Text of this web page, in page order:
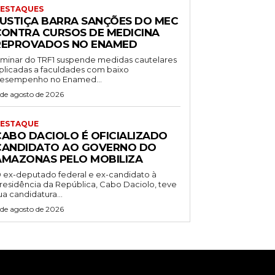
BARRA SANÇÕES DO MEC
CURSOS DE MEDICINA
NO ENAMED
do TRF1 suspende medidas cautelares
a faculdades com baixo
no Enamed...
agosto de 2026
DACIOLO É OFICIALIZADO
AO GOVERNO DO
PELO MOBILIZA
ex-deputado federal e ex-candidato à
da República, Cabo Daciolo, teve
candidatura...
agosto de 2026